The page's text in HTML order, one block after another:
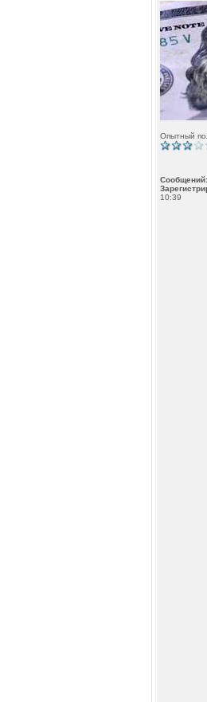
Опытный
Сообщений:
10:39